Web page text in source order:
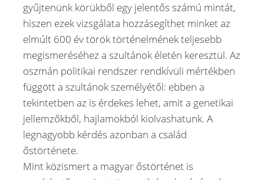
gyűjtenünk körükből egy jelentős számú mintát,
hiszen ezek vizsgálata hozzásegíthet minket az
elmúlt 600 év török történelmének teljesebb
megismeréséhez a szultánok életén keresztül. Az
oszmán politikai rendszer rendkívüli mértékben
függött a szultánok személyétől: ebben a
tekintetben az is érdekes lehet, amit a genetikai
jellemzőkből, hajlamokból kiolvashatunk. A
legnagyobb kérdés azonban a család
őstörténete.
Mint közismert a magyar őstörténet is